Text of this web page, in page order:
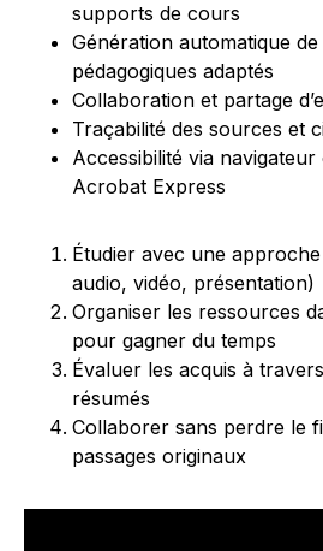
supports de cours
Génération automatique
pédagogiques adaptés
Collaboration et partage
Traçabilité des sources et
Accessibilité via
Acrobat Express
Étudier avec une
audio, vidéo, présentation)
Organiser les ressources
pour gagner du temps
Évaluer les acquis à
résumés
Collaborer sans perdre le
passages originaux